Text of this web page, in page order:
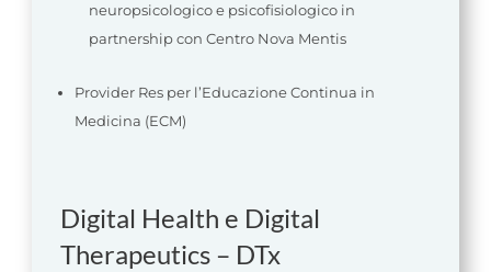
neuropsicologico e psicofisiologico in
partnership con Centro Nova Mentis
Provider Res per l’Educazione Continua in
Medicina (ECM)
Digital Health e Digital
Therapeutics – DTx